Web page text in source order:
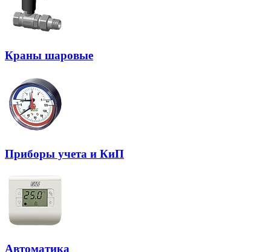
Краны шаровые
Приборы учета и КиП
Автоматика